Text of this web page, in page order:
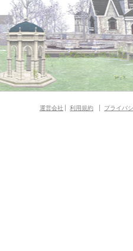
運営会社 利用規約 プライバ